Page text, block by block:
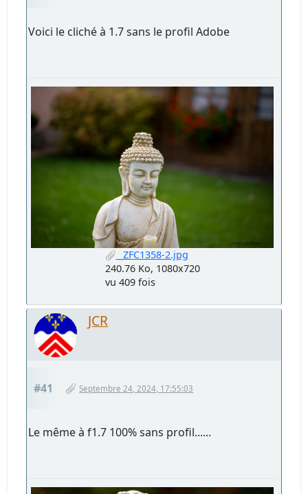
Voici le cliché à 1.7 sans le profil Adobe
_ZFC1358-2.jpg
240.76 Ko, 1080x720
vu 409 fois
JCR
#41 Septembre 24, 2024, 17:55:03
Le même à f1.7 100% sans profil......